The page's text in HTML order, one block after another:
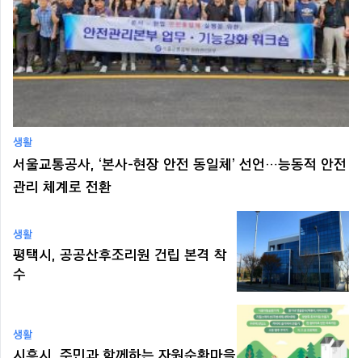
생활
서울교통공사, ‘본사-현장 안전 동일체’ 선언…능동적 안전
관리 체계로 전환
생활
평택시, 공공산후조리원 건립 본격 착
수
생활